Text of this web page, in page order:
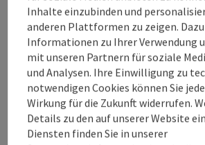
und führt auf Waldwegen und
den Mischwald. Einige leichte Anstiege
Beschreibung vollständig anzeigen
Tour und Routeninformationen
Inhalte einzubinden und
anderen Plattformen zu zeigen.
Informationen zu Ihrer Verwendung
mit unseren Partnern für soziale
und Analysen. Ihre Einwilligung zu
notwendigen Cookies können Sie
Wirkung für die Zukunft widerrufen.
Details zu den auf unserer Website
Diensten finden Sie in unserer